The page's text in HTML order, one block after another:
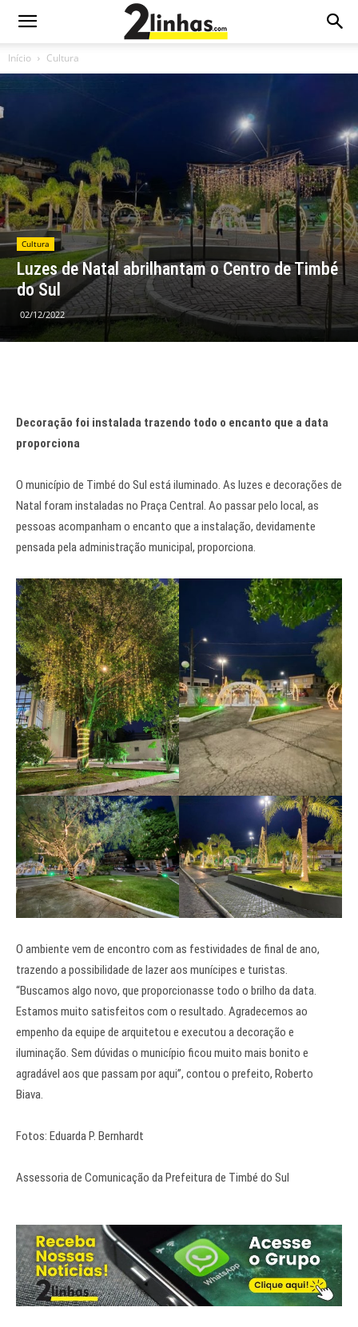
Início Cultura
Cultura
Luzes de Natal abrilhantam o Centro de Timbé
do Sul
02/12/2022
Decoração foi instalada trazendo todo o encanto que a data
proporciona
O município de Timbé do Sul está iluminado. As luzes e decorações de
Natal foram instaladas no Praça Central. Ao passar pelo local, as
pessoas acompanham o encanto que a instalação, devidamente
pensada pela administração municipal, proporciona.
O ambiente vem de encontro com as festividades de final de ano,
trazendo a possibilidade de lazer aos munícipes e turistas.
“Buscamos algo novo, que proporcionasse todo o brilho da data.
Estamos muito satisfeitos com o resultado. Agradecemos ao
empenho da equipe de arquitetou e executou a decoração e
iluminação. Sem dúvidas o município ficou muito mais bonito e
agradável aos que passam por aqui”, contou o prefeito, Roberto
Biava.
Fotos: Eduarda P. Bernhardt
Assessoria de Comunicação da Prefeitura de Timbé do Sul